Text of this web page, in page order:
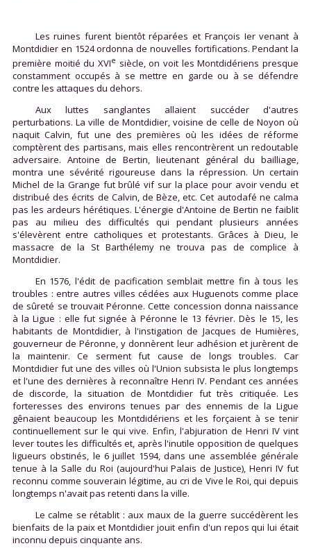
Les ruines furent bientôt réparées et François Ier venant à
Montdidier en 1524 ordonna de nouvelles fortifications. Pendant la
première moitié du XVIe siècle, on voit les Montdidériens presque
constamment occupés à se mettre en garde ou à se défendre
contre les attaques du dehors.
Aux luttes sanglantes allaient succéder d'autres
perturbations. La ville de Montdidier, voisine de celle de Noyon où
naquit Calvin, fut une des premières où les idées de réforme
comptèrent des partisans, mais elles rencontrèrent un redoutable
adversaire. Antoine de Bertin, lieutenant général du bailliage,
montra une sévérité rigoureuse dans la répression. Un certain
Michel de la Grange fut brûlé vif sur la place pour avoir vendu et
distribué des écrits de Calvin, de Bèze, etc. Cet autodafé ne calma
pas les ardeurs hérétiques. L'énergie d'Antoine de Bertin ne faiblit
pas au milieu des difficultés qui pendant plusieurs années
s'élevèrent entre catholiques et protestants. Grâces à Dieu, le
massacre de la St Barthélemy ne trouva pas de complice à
Montdidier.
En 1576, l'édit de pacification semblait mettre fin à tous les
troubles : entre autres villes cédées aux Huguenots comme place
de sûreté se trouvait Péronne. Cette concession donna naissance
à la Ligue : elle fut signée à Péronne le 13 février. Dès le 15, les
habitants de Montdidier, à l'instigation de Jacques de Humières,
gouverneur de Péronne, y donnèrent leur adhésion et jurèrent de
la maintenir. Ce serment fut cause de longs troubles. Car
Montdidier fut une des villes où l'Union subsista le plus longtemps
et l'une des dernières à reconnaître Henri IV. Pendant ces années
de discorde, la situation de Montdidier fut très critiquée. Les
forteresses des environs tenues par des ennemis de la Ligue
gênaient beaucoup les Montdidériens et les forçaient à se tenir
continuellement sur le qui vive. Enfin, l'abjuration de Henri IV vint
lever toutes les difficultés et, après l'inutile opposition de quelques
ligueurs obstinés, le 6 juillet 1594, dans une assemblée générale
tenue à la Salle du Roi (aujourd'hui Palais de Justice), Henri IV fut
reconnu comme souverain légitime, au cri de Vive le Roi, qui depuis
longtemps n'avait pas retenti dans la ville.
Le calme se rétablit : aux maux de la guerre succédèrent les
bienfaits de la paix et Montdidier jouit enfin d'un repos qui lui était
inconnu depuis cinquante ans.